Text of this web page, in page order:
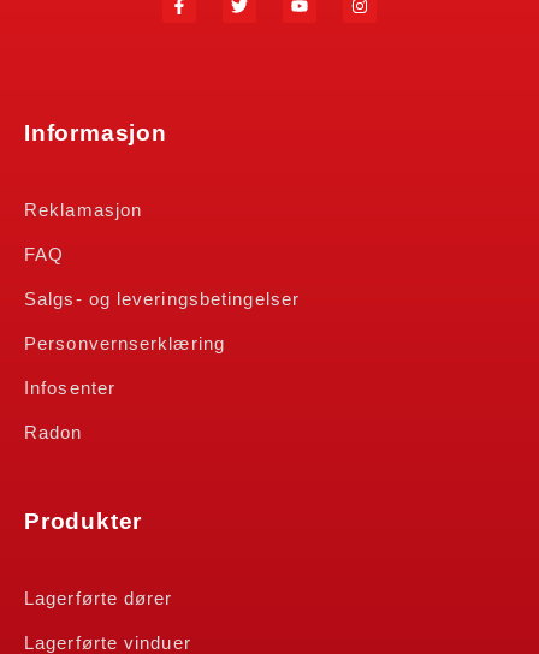
Informasjon
Reklamasjon
FAQ
Salgs- og leveringsbetingelser
Personvernserklæring
Infosenter
Radon
Produkter
Lagerførte dører
Lagerførte vinduer